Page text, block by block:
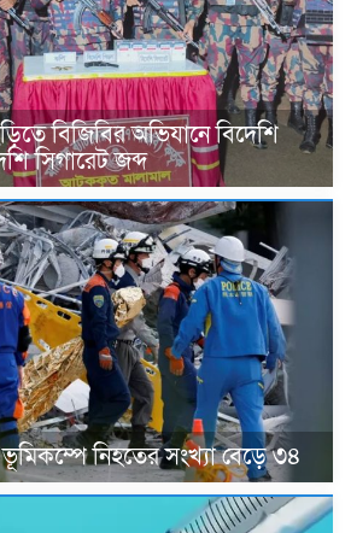
বিজিবির অভিযানে বিদেশি
সিগারেট জব্দ
নিহতের সংখ্যা বেড়ে ৩৪